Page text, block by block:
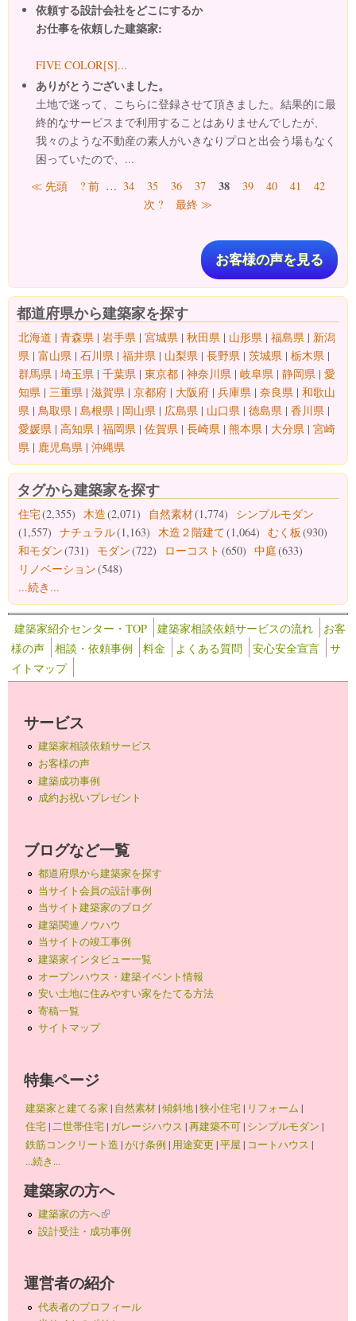
依頼する設計会社をどこにするか
お仕事を依頼した建築家:
FIVE COLOR[S]...
ありがとうございました。
土地で迷って、こちらに登録させて頂きました。結果的に最
終的なサービスまで利用することはありませんでしたが、
我々のような不動産の素人がいきなりプロと出会う場もなく
困っていたので、...
ページ
≪ 先頭 ? 前 … 34 35 36 37 38 39 40 41
42
次 ?
最終 ≫
お客様の声を見る
都道府県から建築家を探す
北海道 | 青森県 | 岩手県 | 宮城県 | 秋田県 | 山形県 | 福島県 | 新潟
県 | 富山県 | 石川県 | 福井県 | 山梨県 | 長野県 | 茨城県 | 栃木県 |
群馬県 | 埼玉県 | 千葉県 | 東京都 | 神奈川県 | 岐阜県 | 静岡県 | 愛
知県 | 三重県 | 滋賀県 | 京都府 | 大阪府 | 兵庫県 | 奈良県 | 和歌山
県 | 鳥取県 | 島根県 | 岡山県 | 広島県 | 山口県 | 徳島県 | 香川県 |
愛媛県 | 高知県 | 福岡県 | 佐賀県 | 長崎県 | 熊本県 | 大分県 | 宮崎
県 | 鹿児島県 | 沖縄県
タグから建築家を探す
住宅(2,355) 木造(2,071) 自然素材(1,774)
シンプルモダン
(1,557) ナチュラル(1,163) 木造２階建て(1,064) むく板 (930)
和モダン(731) モダン(722) ローコスト (650) 中庭(633)
リノベーション(548)
...続き...
建築家紹介センター・TOP 建築家相談依頼サービスの流れ
お客
様の声
相談・依頼事例 料金 よくある質問 安心安全宣言
サ
イトマップ
サービス
建築家相談依頼サービス
お客様の声
建築成功事例
成約お祝いプレゼント
ブログなど一覧
都道府県から建築家を探す
当サイト会員の設計事例
当サイト建築家のブログ
建築関連ノウハウ
当サイトの竣工事例
建築家インタビュー一覧
オープンハウス・建築イベント情報
安い土地に住みやすい家をたてる方法
寄稿一覧
サイトマップ
特集ページ
建築家と建てる家 | 自然素材|傾斜地|狭小住宅| リフォーム |
住宅|二世帯住宅| ガレージハウス |再建築不可| シンプルモダン |
鉄筋コンクリート造 |がけ条例 | 用途変更 |平屋 | コートハウス |
...続き...
建築家の方へ
建築家の方へ(link is external)
設計受注・成功事例
運営者の紹介
代表者のプロフィール